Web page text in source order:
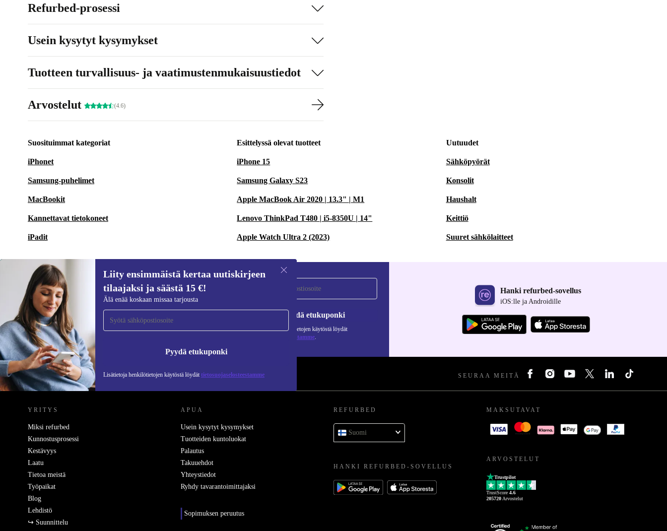
Refurbed-prosessi
Usein kysytyt kysymykset
Tuotteen turvallisuus- ja vaatimustenmukaisuustiedot
Arvostelut (4.6)
Suosituimmat kategoriat
iPhonet
Samsung-puhelimet
MacBookit
Kannettavat tietokoneet
iPadit
Esittelyssä olevat tuotteet
iPhone 15
Samsung Galaxy S23
Apple MacBook Air 2020 | 13.3" | M1
Lenovo ThinkPad T480 | i5-8350U | 14"
Apple Watch Ultra 2 (2023)
Uutuudet
Sähköpyörät
Konsolit
Haushalt
Keittiö
Suuret sähkölaitteet
Liity ensimmäistä kertaa uutiskirjeen
tilaajaksi ja säästä 15 €!
Älä enää koskaan missaa tarjousta
Pyydä etukuponki
Lisätietoja henkilötietojen käytöstä löydät tietosuojaselosteestamme
Liity ensimmäistä kertaa uutiskirjeen
tilaajaksi ja säästä 15 €!
Älä missaa enää yhtäkään tarjousta.
Pyydä etukuponki
Lisätietoja henkilötietojen käytöstä löydät
tietosuojaselosteestamme.
Hanki refurbed-sovellus
iOS:lle ja Androidille
REFURBED SUOMI - RETHINK NEW. SEURAA MEITÄ
YRITYS
Miksi refurbed
Kunnostusprosessi
Kestävyys
Laatu
Tietoa meistä
Työpaikat
Blog
Lehdistö
↪ Suunnittelu
APUA
Usein kysytyt kysymykset
Tuotteiden kuntoluokat
Palautus
Takuuehdot
Yhteystiedot
Ryhdy tavarantoimittajaksi
Sopimuksen peruutus
REFURBED
Suomi
HANKI REFURBED-SOVELLUS
MAKSUTAVAT
ARVOSTELUT
Trustpilot
TrustScore 4.6
205720 Arvostelut